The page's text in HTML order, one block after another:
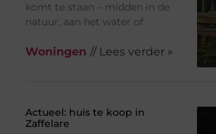
komt te staan – midden in de
natuur, aan het water of
Woningen // Lees verder »
Actueel: huis te koop in
Zaffelare